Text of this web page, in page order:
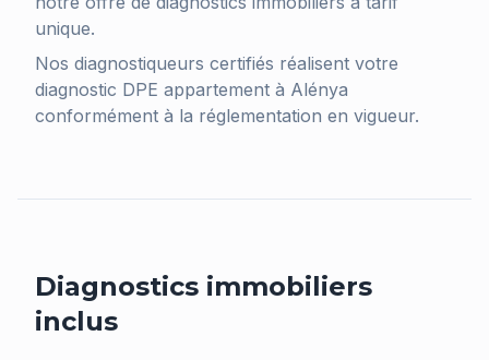
unique.
Nos diagnostiqueurs certifiés réalisent votre
diagnostic DPE appartement à Alénya
conformément à la réglementation en vigueur.
Diagnostics immobiliers
inclus